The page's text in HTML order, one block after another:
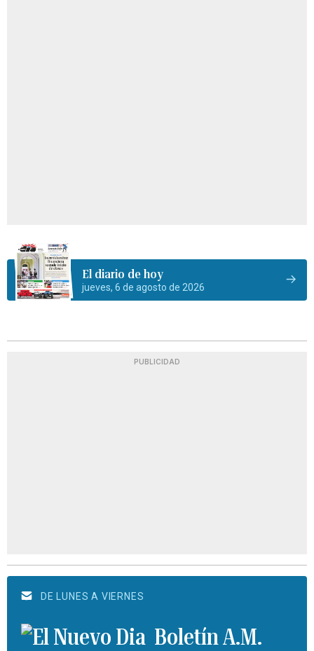
El diario de hoy
jueves, 6 de agosto de 2026
PUBLICIDAD
DE LUNES A VIERNES
Boletín A.M.